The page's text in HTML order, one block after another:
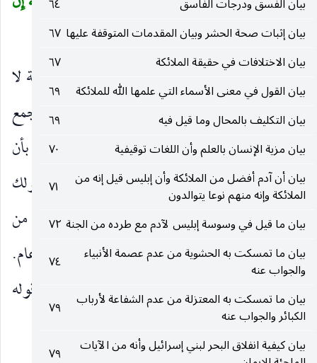
بيان إثبات صحة الحشر وبيان المقدمات المتوقفة عليها ٦٧
بيان الاختلافات في حقيقة الملائكة
٦٧
بيان القول في معنى الأسماء التي علمها الله للملائكة
٦٩
بيان التكليف بالمحال وما قيل فيه
٦٩
بيان مزية الإنسان بالعلم وأن اللغات توقيفية
٧٠
بيان أن آدم أفضل من الملائكة وأن إبليس قيل إنه من
الملائكة وإنه منهم نوعا يتوالدون
٧١
بيان ما قيل في وسوسة إبليس لآدم مع طرده من الجنة ٧٢
بيان ما تمسكت به الحشوية من عدم عصمة الأنبياء
والجواب عنه
٧٤
بيان ما تمسكت به المعتزلة من عدم الشفاعة لأرباب
الكبائر والجواب عنه
٧٩
بيان كيفية انفلاق البحر لبني إسرائيل وأنه من الآيات
٧٩
اللهَ غَفُورٌ رَحِيمٌ)(١٩٩)
ثُمَّ أَفِيضُوا مِنْ حَيْثُ أَفاضَ النَّاسُ أي من عرفة لا
من المزدلفة ، والخطاب مع قريش كانوا يقفون بجمع
وسائر الناس بعرفة ويرون ذلك ترفعا عليهم ، فأمروا بأن
يساووهم. وثم لتفاوت ما بين الإفاضتين كما في قولك
أحسن إلى الناس ثم لا تحسن إلى غير كريم. وقيل : من
مزدلفة إلى منى بعد الإفاضة من عرفة إليها والخطاب عام.
وقرئ «الناس» بالكسر أي الناسي يريد آدم من قوله
سبحانه وتعالى :